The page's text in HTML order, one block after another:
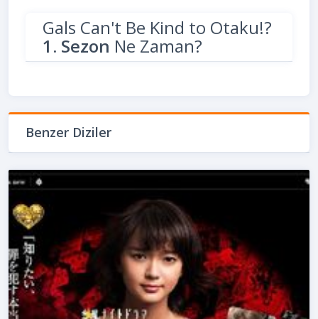
Gals Can't Be Kind to Otaku!?
1. Sezon Ne Zaman?
Benzer Diziler